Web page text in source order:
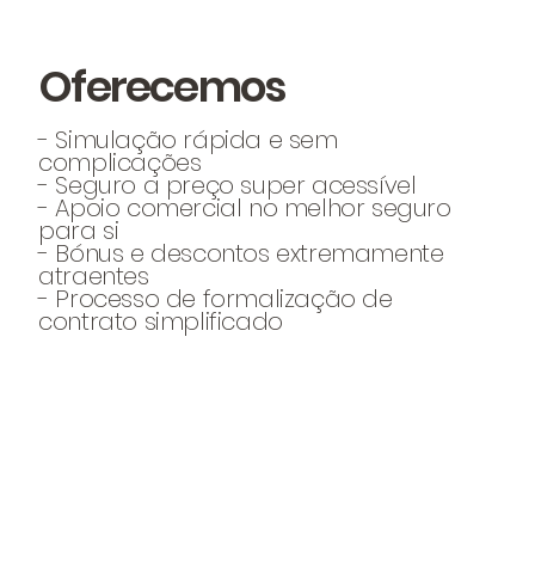
- Simulação rápida e sem
complicações
- Seguro a preço super acessível
- Apoio comercial no melhor seguro
para si
- Bónus e descontos extremamente
atraentes
- Processo de formalização de
contrato simplificado
Oferecemos